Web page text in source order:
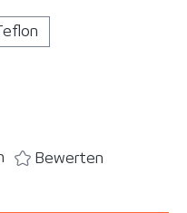
Bewerten